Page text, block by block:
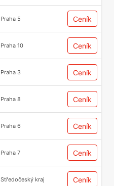
Praha 5 Ceník
Praha 10 Ceník
Praha 3 Ceník
Praha 8 Ceník
Praha 6 Ceník
Praha 7 Ceník
Středočeský kraj Ceník